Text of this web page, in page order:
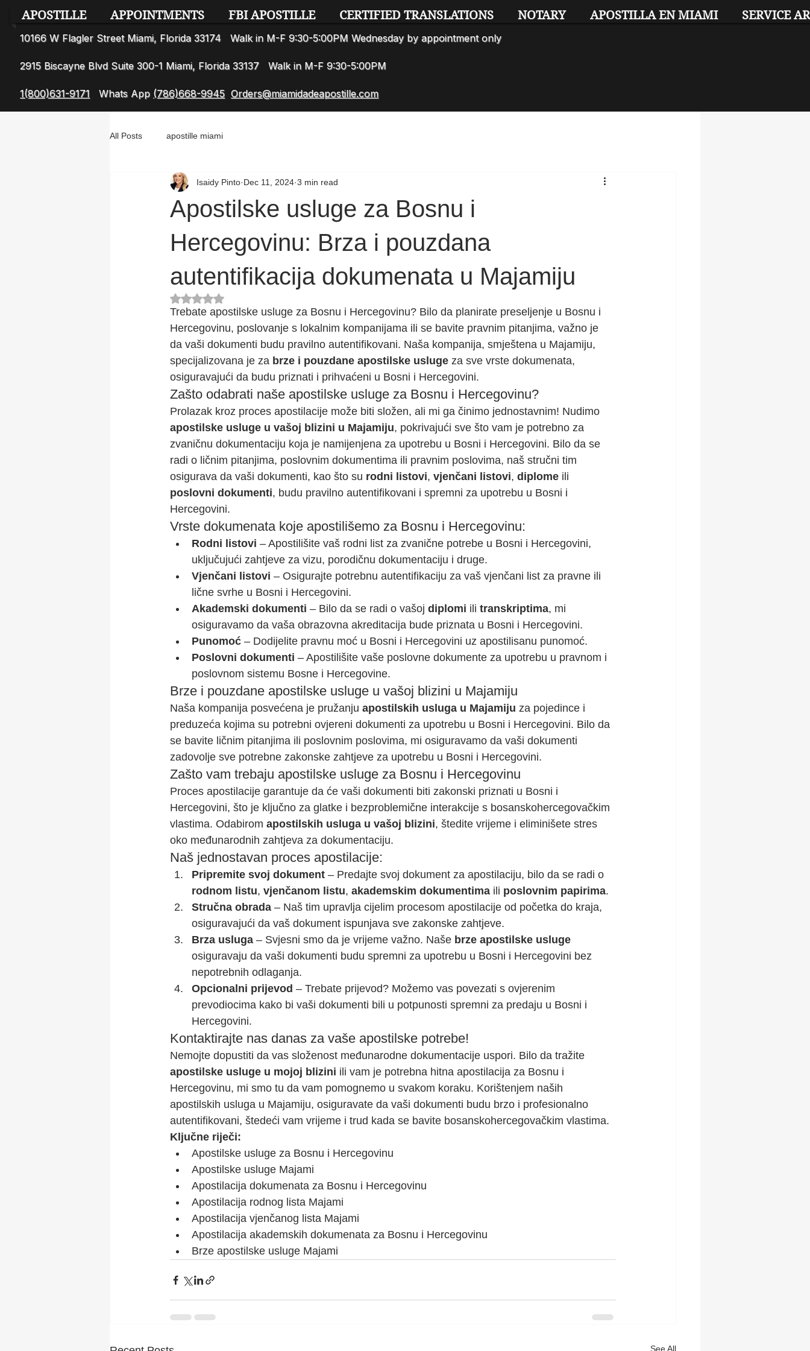
APOSTILLE APPOINTMENTS FBI APOSTILLE CERTIFIED TRANSLATIONS NOTARY APOSTILLA EN MIAMI SERVICE
10166 W Flagler Street Miami, Florida 33174 Walk in M-F 9:30-5:00PM Wednesday by appointment only
2915 Biscayne Blvd Suite 300-1 Miami, Florida 33137 Walk in M-F 9:30-5:00PM
1(800)631-9171 Whats App (786)668-9945 Orders@miamidadeapostille.com
All Posts apostille miami
Apostilske usluge za Bosnu i
Hercegovinu: Brza i pouzdana
autentifikacija dokumenata u Majamiju
Isaidy Pinto Dec 11, 2024 3 min read
Rated NaN out of 5 stars.
Trebate apostilske usluge za Bosnu i Hercegovinu? Bilo da planirate preseljenje u Bosnu i
Hercegovinu, poslovanje s lokalnim kompanijama ili se bavite pravnim pitanjima, važno je
da vaši dokumenti budu pravilno autentifikovani. Naša kompanija, smještena u Majamiju,
specijalizovana je za brze i pouzdane apostilske usluge za sve vrste dokumenata,
osiguravajući da budu priznati i prihvaćeni u Bosni i Hercegovini.
Zašto odabrati naše apostilske usluge za Bosnu i Hercegovinu?
Prolazak kroz proces apostilacije može biti složen, ali mi ga činimo jednostavnim! Nudimo
apostilske usluge u vašoj blizini u Majamiju, pokrivajući sve što vam je potrebno za
zvaničnu dokumentaciju koja je namijenjena za upotrebu u Bosni i Hercegovini. Bilo da se
radi o ličnim pitanjima, poslovnim dokumentima ili pravnim poslovima, naš stručni tim
osigurava da vaši dokumenti, kao što su rodni listovi, vjenčani listovi, diplome ili
poslovni dokumenti, budu pravilno autentifikovani i spremni za upotrebu u Bosni i
Hercegovini.
Vrste dokumenata koje apostilišemo za Bosnu i Hercegovinu:
Rodni listovi – Apostilišite vaš rodni list za zvanične potrebe u Bosni i Hercegovini,
uključujući zahtjeve za vizu, porodičnu dokumentaciju i druge.
Vjenčani listovi – Osigurajte potrebnu autentifikaciju za vaš vjenčani list za pravne ili
lične svrhe u Bosni i Hercegovini.
Akademski dokumenti – Bilo da se radi o vašoj diplomi ili transkriptima, mi
osiguravamo da vaša obrazovna akreditacija bude priznata u Bosni i Hercegovini.
Punomoć – Dodijelite pravnu moć u Bosni i Hercegovini uz apostilisanu punomoć.
Poslovni dokumenti – Apostilišite vaše poslovne dokumente za upotrebu u pravnom i
poslovnom sistemu Bosne i Hercegovine.
Brze i pouzdane apostilske usluge u vašoj blizini u Majamiju
Naša kompanija posvećena je pružanju apostilskih usluga u Majamiju za pojedince i
preduzeća kojima su potrebni ovjereni dokumenti za upotrebu u Bosni i Hercegovini. Bilo da
se bavite ličnim pitanjima ili poslovnim poslovima, mi osiguravamo da vaši dokumenti
zadovolje sve potrebne zakonske zahtjeve za upotrebu u Bosni i Hercegovini.
Zašto vam trebaju apostilske usluge za Bosnu i Hercegovinu
Proces apostilacije garantuje da će vaši dokumenti biti zakonski priznati u Bosni i
Hercegovini, što je ključno za glatke i bezproblemične interakcije s bosanskohercegovačkim
vlastima. Odabirom apostilskih usluga u vašoj blizini, štedite vrijeme i eliminišete stres
oko međunarodnih zahtjeva za dokumentaciju.
Naš jednostavan proces apostilacije:
Pripremite svoj dokument – Predajte svoj dokument za apostilaciju, bilo da se radi o
rodnom listu, vjenčanom listu, akademskim dokumentima ili poslovnim papirima.
Stručna obrada – Naš tim upravlja cijelim procesom apostilacije od početka do kraja,
osiguravajući da vaš dokument ispunjava sve zakonske zahtjeve.
Brza usluga – Svjesni smo da je vrijeme važno. Naše brze apostilske usluge
osiguravaju da vaši dokumenti budu spremni za upotrebu u Bosni i Hercegovini bez
nepotrebnih odlaganja.
Opcionalni prijevod – Trebate prijevod? Možemo vas povezati s ovjerenim
prevodiocima kako bi vaši dokumenti bili u potpunosti spremni za predaju u Bosni i
Hercegovini.
Kontaktirajte nas danas za vaše apostilske potrebe!
Nemojte dopustiti da vas složenost međunarodne dokumentacije uspori. Bilo da tražite
apostilske usluge u mojoj blizini ili vam je potrebna hitna apostilacija za Bosnu i
Hercegovinu, mi smo tu da vam pomognemo u svakom koraku. Korištenjem naših
apostilskih usluga u Majamiju, osiguravate da vaši dokumenti budu brzo i profesionalno
autentifikovani, štedeći vam vrijeme i trud kada se bavite bosanskohercegovačkim vlastima.
Ključne riječi:
Apostilske usluge za Bosnu i Hercegovinu
Apostilske usluge Majami
Apostilacija dokumenata za Bosnu i Hercegovinu
Apostilacija rodnog lista Majami
Apostilacija vjenčanog lista Majami
Apostilacija akademskih dokumenata za Bosnu i Hercegovinu
Brze apostilske usluge Majami
See All